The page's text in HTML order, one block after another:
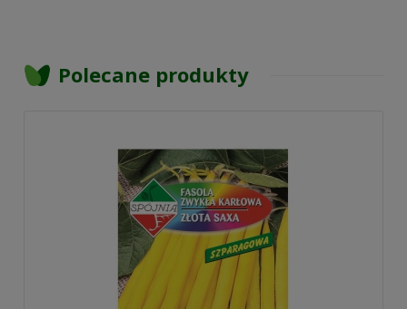
Polecane produkty